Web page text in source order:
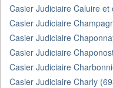
Casier Judiciaire Caluire et
Casier Judiciaire
Casier Judiciaire
Casier Judiciaire
Casier Judiciaire
Casier Judiciaire Charly